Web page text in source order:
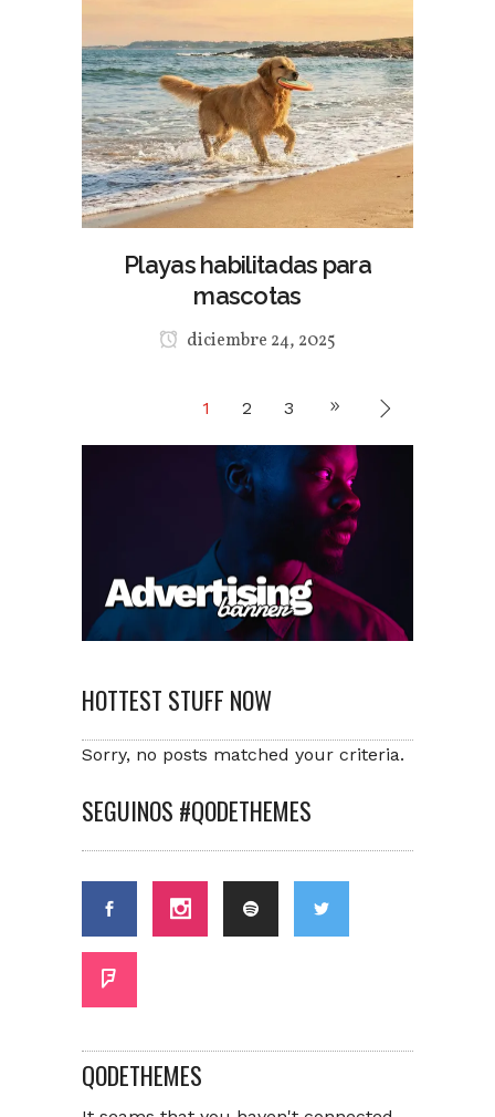
Playas habilitadas para
mascotas
diciembre 24, 2025
1 2 3
HOTTEST STUFF NOW
Sorry, no posts matched your criteria.
SEGUINOS #QODETHEMES
QODETHEMES